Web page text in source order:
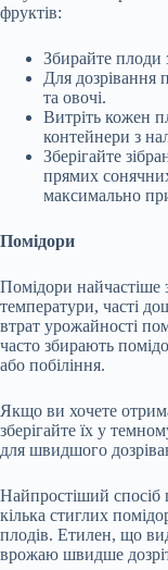
фруктів:
Збирайте плоди
Для дозрівання
та овочі.
Витріть кожен
контейнери з
Зберігайте
прямих
максимально
Помідори
Помідори найчастіше
температури, часті
втрат урожайності
часто збирають
або побіління.
Якщо ви хочете
зберігайте їх у
для швидшого
Найпростіший спосіб
кілька стиглих
плодів. Етилен, що
врожаю швидше